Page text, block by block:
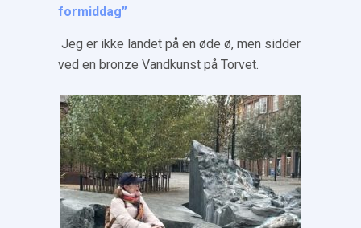
formiddag”
Jeg er ikke landet på en øde ø, men sidder
ved en bronze Vandkunst på Torvet.